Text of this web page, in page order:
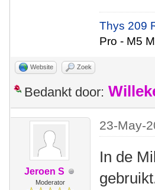
Thys 209
Pro - M5
Website Zoek
Bedankt door:
Jeroen S
Moderator
23-May-
In de